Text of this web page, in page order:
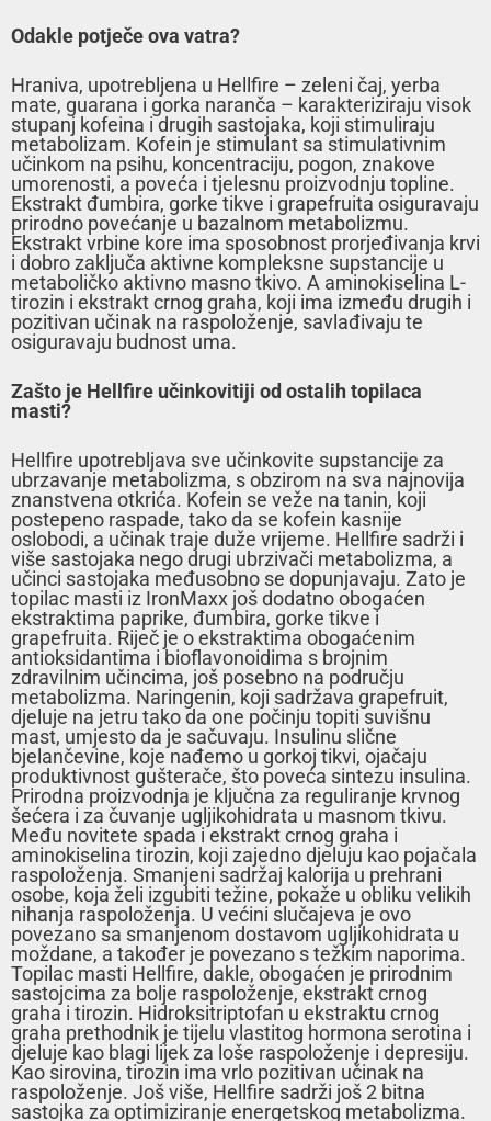
Odakle potječe ova vatra?
Hraniva, upotrebljena u Hellfire – zeleni čaj, yerba
mate, guarana i gorka naranča – karakteriziraju visok
stupanj kofeina i drugih sastojaka, koji stimuliraju
metabolizam. Kofein je stimulant sa stimulativnim
učinkom na psihu, koncentraciju, pogon, znakove
umorenosti, a poveća i tjelesnu proizvodnju topline.
Ekstrakt đumbira, gorke tikve i grapefruita osiguravaju
prirodno povećanje u bazalnom metabolizmu.
Ekstrakt vrbine kore ima sposobnost prorjeđivanja krvi
i dobro zaključa aktivne kompleksne supstancije u
metaboličko aktivno masno tkivo. A aminokiselina L-
tirozin i ekstrakt crnog graha, koji ima između drugih i
pozitivan učinak na raspoloženje, savlađivaju te
osiguravaju budnost uma.
Zašto je Hellfire učinkovitiji od ostalih topilaca
masti?
Hellfire upotrebljava sve učinkovite supstancije za
ubrzavanje metabolizma, s obzirom na sva najnovija
znanstvena otkrića. Kofein se veže na tanin, koji
postepeno raspade, tako da se kofein kasnije
oslobodi, a učinak traje duže vrijeme. Hellfire sadrži i
više sastojaka nego drugi ubrzivači metabolizma, a
učinci sastojaka međusobno se dopunjavaju. Zato je
topilac masti iz IronMaxx još dodatno obogaćen
ekstraktima paprike, đumbira, gorke tikve i
grapefruita. Riječ je o ekstraktima obogaćenim
antioksidantima i bioflavonoidima s brojnim
zdravilnim učincima, još posebno na području
metabolizma. Naringenin, koji sadržava grapefruit,
djeluje na jetru tako da one počinju topiti suvišnu
mast, umjesto da je sačuvaju. Insulinu slične
bjelančevine, koje nađemo u gorkoj tikvi, ojačaju
produktivnost gušterače, što poveća sintezu insulina.
Prirodna proizvodnja je ključna za reguliranje krvnog
šećera i za čuvanje ugljikohidrata u masnom tkivu.
Među novitete spada i ekstrakt crnog graha i
aminokiselina tirozin, koji zajedno djeluju kao pojačala
raspoloženja. Smanjeni sadržaj kalorija u prehrani
osobe, koja želi izgubiti težine, pokaže u obliku velikih
nihanja raspoloženja. U većini slučajeva je ovo
povezano sa smanjenom dostavom ugljikohidrata u
moždane, a također je povezano s težkim naporima.
Topilac masti Hellfire, dakle, obogaćen je prirodnim
sastojcima za bolje raspoloženje, ekstrakt crnog
graha i tirozin. Hidroksitriptofan u ekstraktu crnog
graha prethodnik je tijelu vlastitog hormona serotina i
djeluje kao blagi lijek za loše raspoloženje i depresiju.
Kao sirovina, tirozin ima vrlo pozitivan učinak na
raspoloženje. Još više, Hellfire sadrži još 2 bitna
sastojka za optimiziranje energetskog metabolizma.